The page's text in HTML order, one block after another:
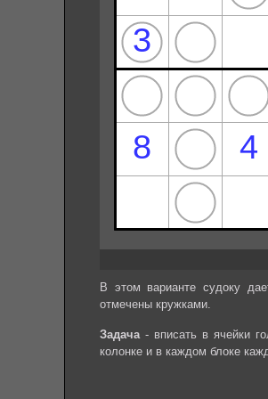
В этом варианте судоку
отмечены кружками.
Задача- вписать в ячейки
колонке и в каждом блоке